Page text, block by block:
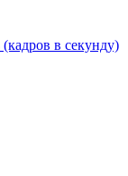
в секунду)